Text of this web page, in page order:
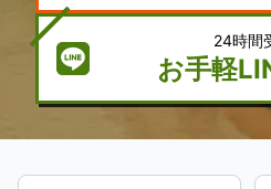
24時間
お手軽